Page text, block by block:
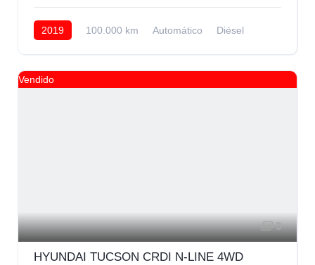
2019 100.000 km Automático
Diésel
Vendido
3
HYUNDAI TUCSON CRDI N-LINE 4WD